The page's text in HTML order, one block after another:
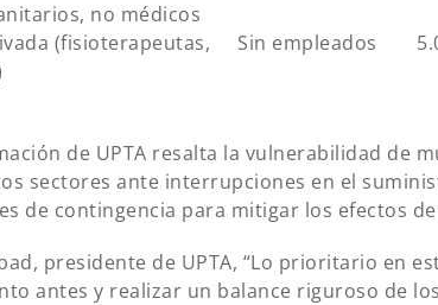
no médicos
(fisioterapeutas,
Sin empleados
de UPTA resalta la vulnerabilidad de
sectores ante interrupciones en el
de contingencia para mitigar los efectos
presidente de UPTA, “Lo prioritario en
antes y realizar un balance riguroso de